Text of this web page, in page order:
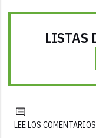
LISTAS
LEE LOS